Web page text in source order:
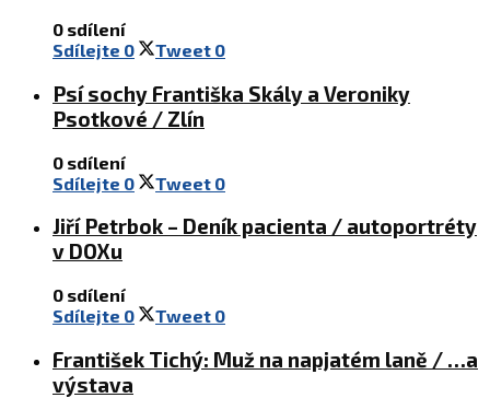
0 sdílení
Sdílejte 0 Tweet 0
Psí sochy Františka Skály a Veroniky
Psotkové / Zlín
0 sdílení
Sdílejte 0 Tweet 0
Jiří Petrbok – Deník pacienta / autoportréty
v DOXu
0 sdílení
Sdílejte 0 Tweet 0
František Tichý: Muž na napjatém laně / …a
výstava